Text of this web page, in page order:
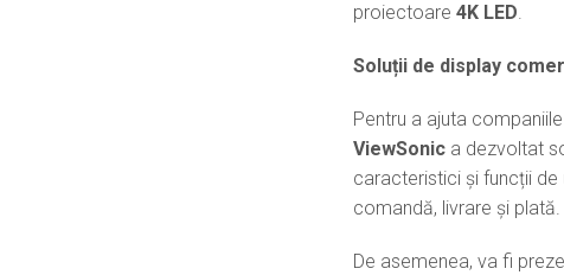
proiectoare4K LED.
Soluții de display
Pentru a ajuta
ViewSonic a dezvoltat
caracteristici și funcții de
comandă, livrare și plată.
De asemenea, va fi